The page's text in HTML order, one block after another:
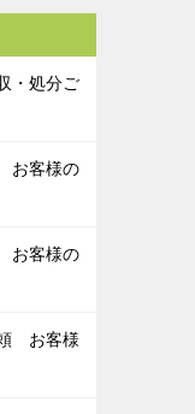
・処分ご
お客様の
お客様の
お客様